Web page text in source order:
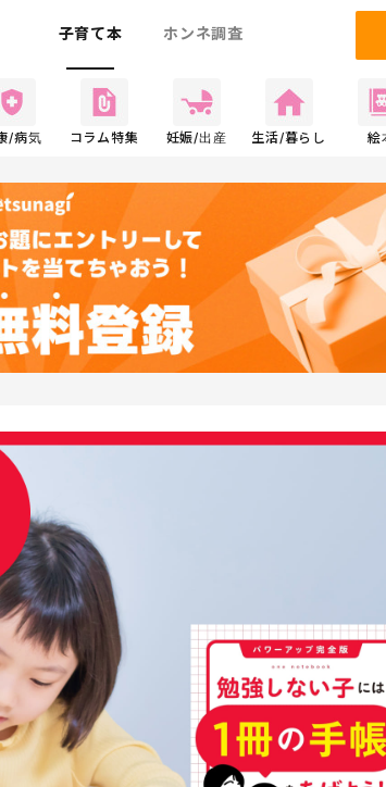
子育て本 ホンネ調査
/病気 コラム特集 妊娠/出産 生活/暮らし 絵